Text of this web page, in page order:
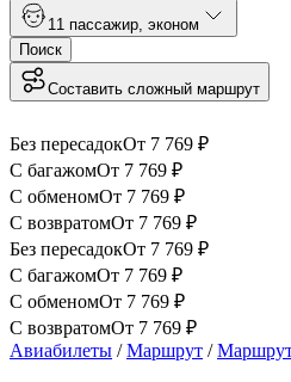
1 1 пассажир эконом
Поиск
Составить сложный маршрут
Без пересадокОт 7 769 ₽
С багажомОт 7 769 ₽
С обменомОт 7 769 ₽
С возвратомОт 7 769 ₽
Без пересадокОт 7 769 ₽
С багажомОт 7 769 ₽
С обменомОт 7 769 ₽
С возвратомОт 7 769 ₽
Авиабилеты /Маршрут /